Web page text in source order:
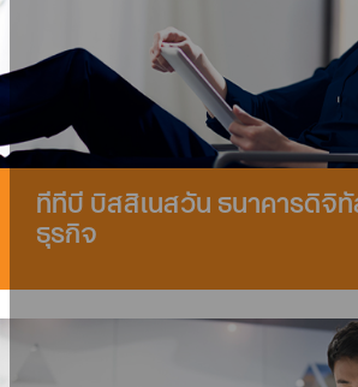
ทีทีบี บิสสิเนสวัน ธนาคารดิจิทั
ธุรกิจ